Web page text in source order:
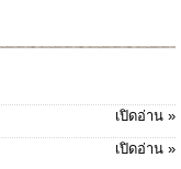
เปิดอ่าน »
เปิดอ่าน »